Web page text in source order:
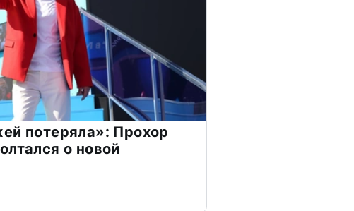
потеряла»: Прохор
о новой